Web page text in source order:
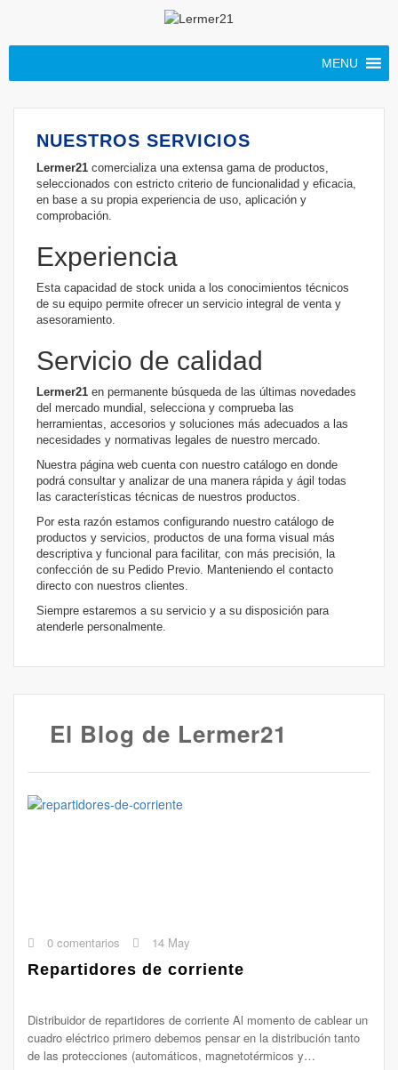
MENU
NUESTROS SERVICIOS
Lermer21 comercializa una extensa gama de productos,
seleccionados con estricto criterio de funcionalidad y eficacia,
en base a su propia experiencia de uso, aplicación y
comprobación.
Experiencia
Esta capacidad de stock unida a los conocimientos técnicos
de su equipo permite ofrecer un servicio integral de venta y
asesoramiento.
Servicio de calidad
Lermer21 en permanente búsqueda de las últimas novedades
del mercado mundial, selecciona y comprueba las
herramientas, accesorios y soluciones más adecuados a las
necesidades y normativas legales de nuestro mercado.
Nuestra página web cuenta con nuestro catálogo en donde
podrá consultar y analizar de una manera rápida y ágil todas
las características técnicas de nuestros productos.
Por esta razón estamos configurando nuestro catálogo de
productos y servicios, productos de una forma visual más
descriptiva y funcional para facilitar, con más precisión, la
confección de su Pedido Previo. Manteniendo el contacto
directo con nuestros clientes.
Siempre estaremos a su servicio y a su disposición para
atenderle personalmente.
El Blog de Lermer21
0 comentarios 14 May
Repartidores de corriente
Distribuidor de repartidores de corriente Al momento de cablear un
cuadro eléctrico primero debemos pensar en la distribución tanto
de las protecciones (automáticos, magnetotérmicos y…